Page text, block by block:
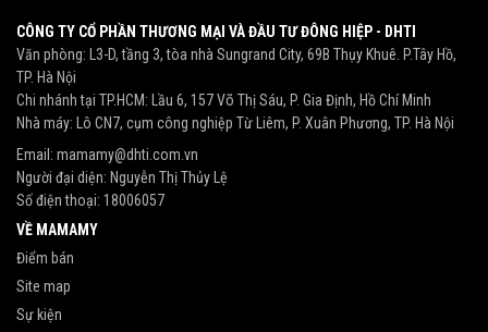
CÔNG TY CỔ PHẦN THƯƠNG MẠI VÀ ĐẦU TƯ ĐÔNG HIỆP - DHTI
Văn phòng: L3-D, tầng 3, tòa nhà Sungrand City, 69B Thụy Khuê. P.Tây Hồ,
TP. Hà Nội
Chi nhánh tại TP.HCM: Lầu 6, 157 Võ Thị Sáu, P. Gia Định, Hồ Chí Minh
Nhà máy: Lô CN7, cụm công nghiệp Từ Liêm, P. Xuân Phương, TP. Hà Nội
Email: mamamy@dhti.com.vn
Người đại diện: Nguyễn Thị Thủy Lệ
Số điện thoại: 18006057
VỀ MAMAMY
Điểm bán
Site map
Sự kiện